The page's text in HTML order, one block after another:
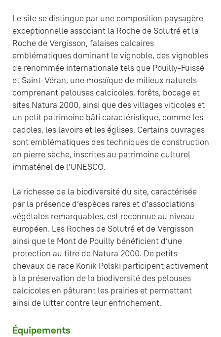
Le site se distingue par une composition paysagère
exceptionnelle associant la Roche de Solutré et la
Roche de Vergisson, falaises calcaires
emblématiques dominant le vignoble, des vignobles
de renommée internationale tels que Pouilly-Fuissé
et Saint-Véran, une mosaïque de milieux naturels
comprenant pelouses calcicoles, forêts, bocage et
sites Natura 2000, ainsi que des villages viticoles et
un petit patrimoine bâti caractéristique, comme les
cadoles, les lavoirs et les églises. Certains ouvrages
sont emblématiques des techniques de construction
en pierre sèche, inscrites au patrimoine culturel
immatériel de l’UNESCO.
La richesse de la biodiversité du site, caractérisée
par la présence d’espèces rares et d’associations
végétales remarquables, est reconnue au niveau
européen. Les Roches de Solutré et de Vergisson
ainsi que le Mont de Pouilly bénéficient d’une
protection au titre de Natura 2000. De petits
chevaux de race Konik Polski participent activement
à la préservation de la biodiversité des pelouses
calcicoles en pâturant les prairies et permettant
ainsi de lutter contre leur enfrichement.
Équipements